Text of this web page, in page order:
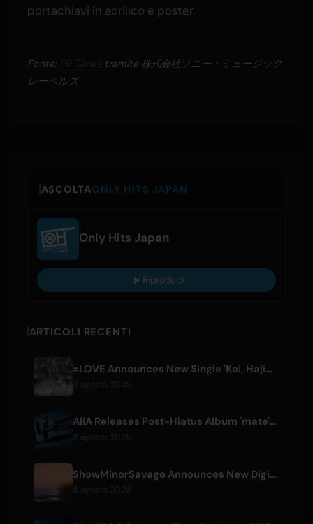
portachiavi in acrilico e poster.
Fonte: PR Timestramite 株式会社ソニー・ミュージック
レーベルズ
ASCOLTAONLY HITS JAPAN
Only Hits Japan
Riproduci
ARTICOLI RECENTI
=LOVE Announces New Single 'Koi, Hajimemashita.' and Tokyo Dome Concerts
AliA Releases Post-Hiatus Album 'mate', Announces Tokyo Live
ShowMinorSavage Announces New Digital Single 'Gradation'